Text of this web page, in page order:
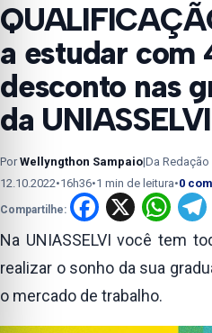
a estudar com
desconto nas
da UNIASSELVI
PorWellyngthon Sampaio|Da Redação
12.10.2022•16h36•1 min de leitura•0
Compartilhe: Facebook
X
Na UNIASSELVI você tem
realizar o sonho da sua
o mercado de trabalho.